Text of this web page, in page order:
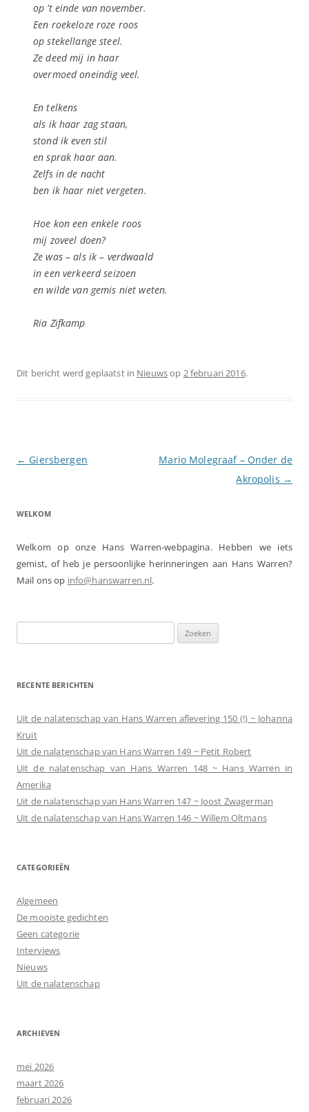
op ’t einde van november.
Een roekeloze roze roos
op stekellange steel.
Ze deed mij in haar
overmoed oneindig veel.
En telkens
als ik haar zag staan,
stond ik even stil
en sprak haar aan.
Zelfs in de nacht
ben ik haar niet vergeten.
Hoe kon een enkele roos
mij zoveel doen?
Ze was – als ik – verdwaald
in een verkeerd seizoen
en wilde van gemis niet weten.
Ria Zifkamp
Dit bericht werd geplaatst in Nieuwsop 2 februari 2016.
Berichtnavigatie
← Giersbergen
Mario Molegraaf – Onder de
Akropolis →
WELKOM
Welkom op onze Hans Warren-webpagina. Hebben we iets
gemist, of heb je persoonlijke herinneringen aan Hans Warren?
Mail ons op info@hanswarren.nl.
naar:
RECENTE BERICHTEN
Uit de nalatenschap van Hans Warren aflevering 150 (!) ~ Johanna
Kruit
Uit de nalatenschap van Hans Warren 149 ~ Petit Robert
Uit de nalatenschap van Hans Warren 148 ~ Hans Warren in
Amerika
Uit de nalatenschap van Hans Warren 147 ~ Joost Zwagerman
Uit de nalatenschap van Hans Warren 146 ~ Willem Oltmans
CATEGORIEËN
Algemeen
De mooiste gedichten
Geen categorie
Interviews
Nieuws
Uit de nalatenschap
ARCHIEVEN
mei 2026
maart 2026
februari 2026